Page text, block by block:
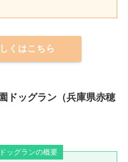
くはこちら
ドッグラン（兵庫県赤穂
ッグランの概要